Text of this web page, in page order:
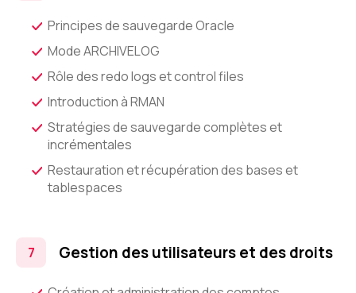
Principes de sauvegarde Oracle
Mode ARCHIVELOG
Rôle des redo logs et control files
Introduction à RMAN
Stratégies de sauvegarde complètes et
incrémentales
Restauration et récupération des bases et
tablespaces
Gestion des utilisateurs et des droits